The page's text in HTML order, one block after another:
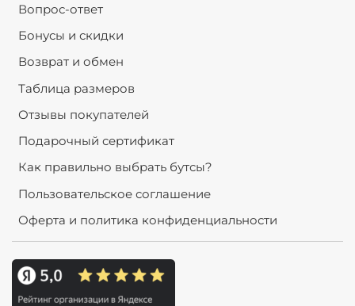
Вопрос-ответ
Бонусы и скидки
Возврат и обмен
Таблица размеров
Отзывы покупателей
Подарочный сертификат
Как правильно выбрать бутсы?
Пользовательское соглашение
Оферта и политика конфиденциальности